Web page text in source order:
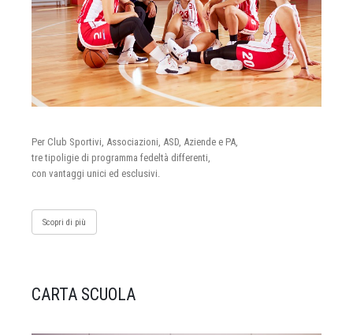
Per Club Sportivi, Associazioni, ASD, Aziende e PA,
tre tipoligie di programma fedeltà differenti,
con vantaggi unici ed esclusivi.
Scopri di più
CARTA SCUOLA